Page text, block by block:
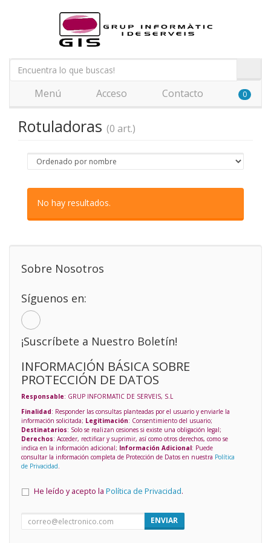
Menú Acceso Contacto 0
Rotuladoras (0 art.)
No hay resultados.
Sobre Nosotros
Síguenos en:
¡Suscríbete a Nuestro Boletín!
INFORMACIÓN BÁSICA SOBRE
PROTECCIÓN DE DATOS
Responsable: GRUP INFORMATIC DE SERVEIS, S.L
Finalidad: Responder las consultas planteadas por el usuario y enviarle la
información solicitada; Legitimación: Consentimiento del usuario;
Destinatarios: Solo se realizan cesiones si existe una obligación legal;
Derechos: Acceder, rectificar y suprimir, así como otros derechos, como se
indica en la información adicional; Información Adicional: Puede
consultar la información completa de Protección de Datos en nuestra Política
de Privacidad.
He leído y acepto la Política de Privacidad.
ENVIAR